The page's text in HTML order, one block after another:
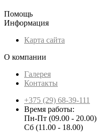
Помощь
Информация
Карта сайта
О компании
Галерея
Контакты
+375 (29) 68-39-111
Время работы:
Пн-Пт (09.00 - 20.00)
Сб (11.00 - 18.00)